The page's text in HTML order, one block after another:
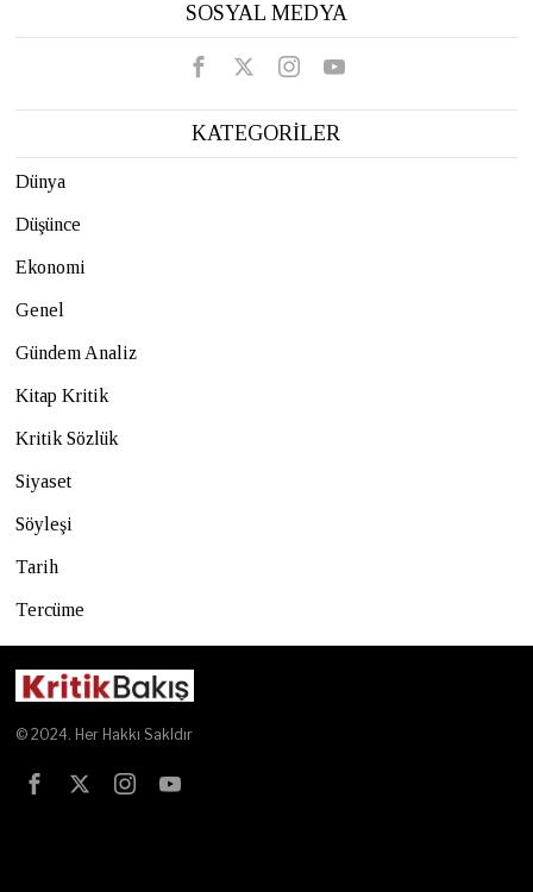
SOSYAL MEDYA
KATEGORİLER
Dünya
Düşünce
Ekonomi
Genel
Gündem Analiz
Kitap Kritik
Kritik Sözlük
Siyaset
Söyleşi
Tarih
Tercüme
© 2024. Her Hakkı Sakldır